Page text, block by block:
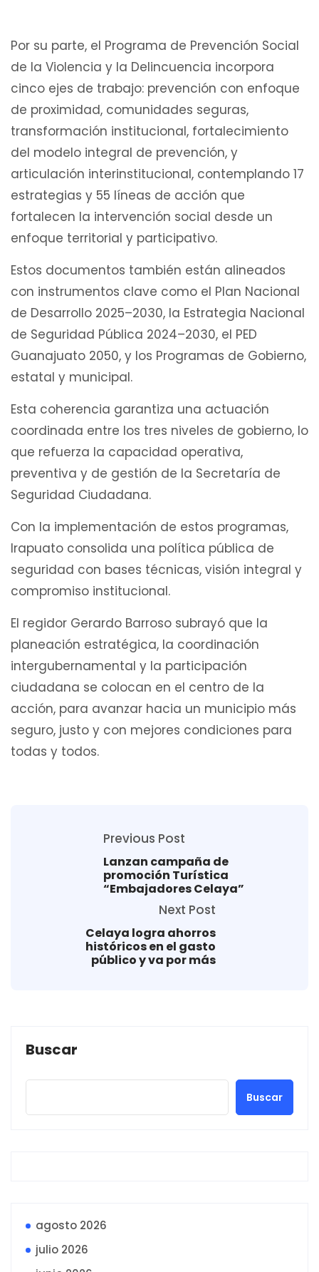
Por su parte, el Programa de Prevención Social
de la Violencia y la Delincuencia incorpora
cinco ejes de trabajo: prevención con enfoque
de proximidad, comunidades seguras,
transformación institucional, fortalecimiento
del modelo integral de prevención, y
articulación interinstitucional, contemplando 17
estrategias y 55 líneas de acción que
fortalecen la intervención social desde un
enfoque territorial y participativo.
Estos documentos también están alineados
con instrumentos clave como el Plan Nacional
de Desarrollo 2025–2030, la Estrategia Nacional
de Seguridad Pública 2024–2030, el PED
Guanajuato 2050, y los Programas de Gobierno,
estatal y municipal.
Esta coherencia garantiza una actuación
coordinada entre los tres niveles de gobierno, lo
que refuerza la capacidad operativa,
preventiva y de gestión de la Secretaría de
Seguridad Ciudadana.
Con la implementación de estos programas,
Irapuato consolida una política pública de
seguridad con bases técnicas, visión integral y
compromiso institucional.
El regidor Gerardo Barroso subrayó que la
planeación estratégica, la coordinación
intergubernamental y la participación
ciudadana se colocan en el centro de la
acción, para avanzar hacia un municipio más
seguro, justo y con mejores condiciones para
todas y todos.
Previous Post
Lanzan campaña de
promoción Turística
“Embajadores Celaya”
Next Post
Celaya logra ahorros
históricos en el gasto
público y va por más
Buscar
Buscar
agosto 2026
julio 2026